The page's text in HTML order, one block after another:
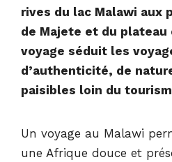
rives du lac Malawi aux
de Majete et du plateau
voyage séduit les
d’authenticité, de
paisibles loin du
Un voyage au Malawi
une Afrique douce et